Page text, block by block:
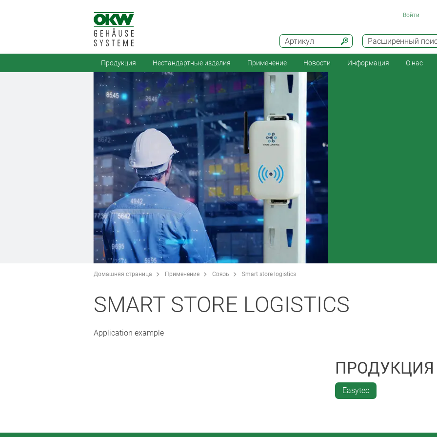
Расширенный
Артикул
Войти
Продукция Нестандартные изделия Применение Новости Информация О нас
Домашняя страница Применение Связь Smart store logistics
SMART STORE LOGISTICS
Application example
ПРОДУКЦИЯ
Easytec